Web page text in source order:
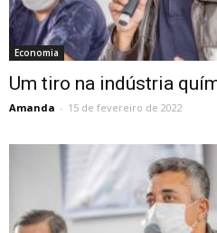
Economia
Um tiro na indústria
Amanda - 15 de fevereiro de 2022